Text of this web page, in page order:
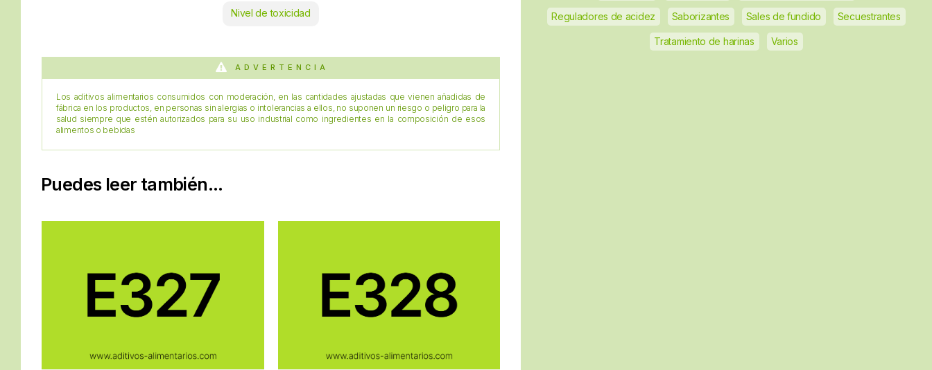
Nivel de toxicidad
ADVERTENCIA
Los aditivos alimentarios consumidos con moderación, en las cantidades ajustadas que vienen añadidas de
fábrica en los productos, en personas sin alergias o intolerancias a ellos, no suponen un riesgo o peligro para la
salud siempre que estén autorizados para su uso industrial como ingredientes en la composición de esos
alimentos o bebidas
Puedes leer también...
Reguladores de acidez Saborizantes Sales de fundido Secuestrantes
Tratamiento de harinas Varios